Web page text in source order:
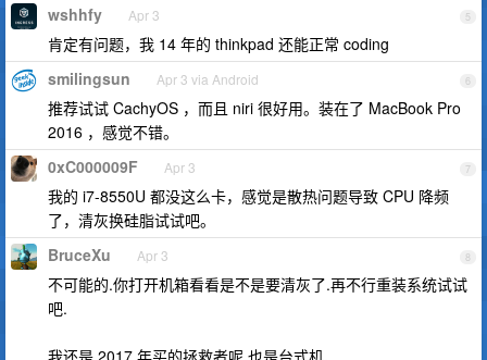
5
wshhfy Apr 3
肯定有问题，我 14 年的 thinkpad 还能正常 coding
6
smilingsun Apr 3 via Android
推荐试试 CachyOS ，而且 niri 很好用。装在了 MacBook Pro
2016 ，感觉不错。
7
0xC000009F Apr 3
我的 i7-8550U 都没这么卡，感觉是散热问题导致 CPU 降频
了，清灰换硅脂试试吧。
8
BruceXu Apr 3
不可能的.你打开机箱看看是不是要清灰了.再不行重装系统试试
吧.
我还是 2017 年买的拯救者呢,也是台式机.